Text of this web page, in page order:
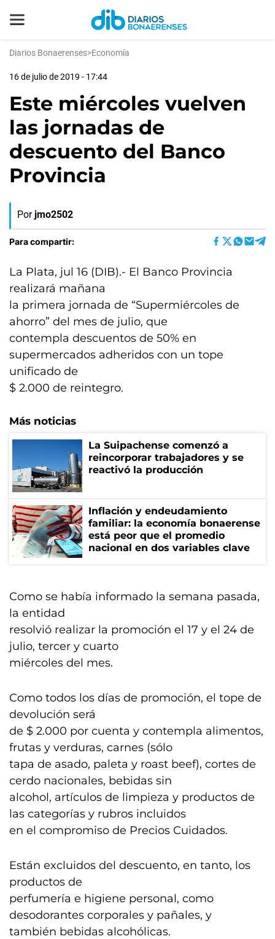
Diarios Bonaerenses>Economía
16 de julio de 2019 - 17:44
Este miércoles vuelven
las jornadas de
descuento del Banco
Provincia
Por jmo2502
Para compartir:
La Plata, jul 16 (DIB).- El Banco Provincia
realizará mañana
la primera jornada de “Supermiércoles de
ahorro” del mes de julio, que
contempla descuentos de 50% en
supermercados adheridos con un tope
unificado de
$ 2.000 de reintegro.
Más noticias
La Suipachense comenzó a
reincorporar trabajadores y se
reactivó la producción
Inflación y endeudamiento
familiar: la economía bonaerense
está peor que el promedio
nacional en dos variables clave
Como se había informado la semana pasada,
la entidad
resolvió realizar la promoción el 17 y el 24 de
julio, tercer y cuarto
miércoles del mes.
Como todos los días de promoción, el tope de
devolución será
de $ 2.000 por cuenta y contempla alimentos,
frutas y verduras, carnes (sólo
tapa de asado, paleta y roast beef), cortes de
cerdo nacionales, bebidas sin
alcohol, artículos de limpieza y productos de
las categorías y rubros incluidos
en el compromiso de Precios Cuidados.
Están excluidos del descuento, en tanto, los
productos de
perfumería e higiene personal, como
desodorantes corporales y pañales, y
también bebidas alcohólicas.